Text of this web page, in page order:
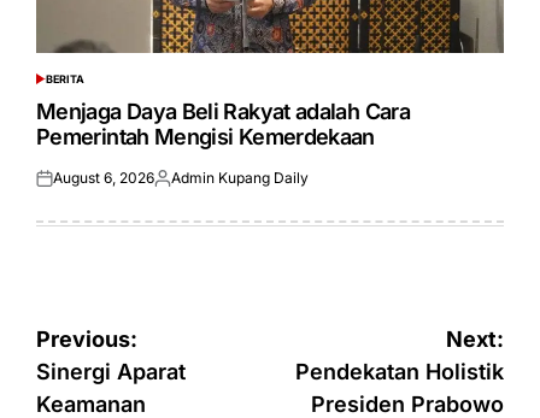
POSTED
IN
BERITA
Menjaga Daya Beli Rakyat adalah Cara
Pemerintah Mengisi Kemerdekaan
Posted
August 6, 2026Posted
Admin Kupang Daily
Post
navigation
Previous:
Sinergi Aparat
Keamanan
Next:
Pendekatan Holistik
Presiden Prabowo